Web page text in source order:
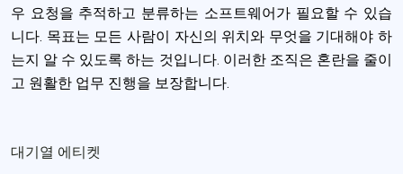
우 요청을 추적하고 분류하는 소프트웨어가 필요할 수 있습
니다. 목표는 모든 사람이 자신의 위치와 무엇을 기대해야 하
는지 알 수 있도록 하는 것입니다. 이러한 조직은 혼란을 줄이
고 원활한 업무 진행을 보장합니다.
대기열 에티켓